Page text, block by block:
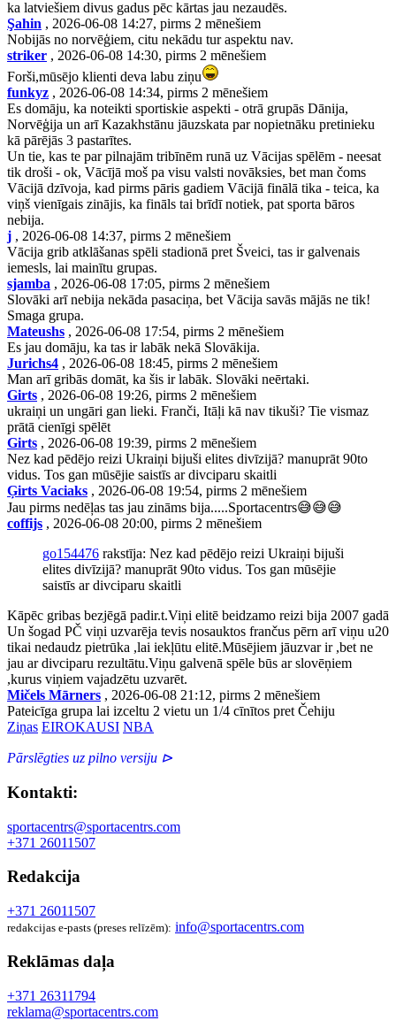
ka latviešiem divus gadus pēc kārtas jau nezaudēs.
Şahin , 2026-06-08 14:27, pirms 2 mēnešiem
Nobijās no norvēģiem, citu nekādu tur aspektu nav.
striker , 2026-06-08 14:30, pirms 2 mēnešiem
Forši,mūsējo klienti deva labu ziņu
funkyz , 2026-06-08 14:34, pirms 2 mēnešiem
Es domāju, ka noteikti sportiskie aspekti - otrā grupās Dānija,
Norvēģija un arī Kazakhstānu jāuzskata par nopietnāku pretinieku
kā pārējās 3 pastarītes.
Un tie, kas te par pilnajām tribīnēm runā uz Vācijas spēlēm - neesat
tik droši - ok, Vācījā moš pa visu valsti novāksies, bet man čoms
Vācijā dzīvoja, kad pirms pāris gadiem Vācijā finālā tika - teica, ka
viņš vienīgais zinājis, ka fināls tai brīdī notiek, pat sporta bāros
nebija.
j , 2026-06-08 14:37, pirms 2 mēnešiem
Vācija grib atklāšanas spēli stadionā pret Šveici, tas ir galvenais
iemesls, lai mainītu grupas.
sjamba , 2026-06-08 17:05, pirms 2 mēnešiem
Slovāki arī nebija nekāda pasaciņa, bet Vācija savās mājās ne tik!
Smaga grupa.
Mateushs , 2026-06-08 17:54, pirms 2 mēnešiem
Es jau domāju, ka tas ir labāk nekā Slovākija.
Jurichs4 , 2026-06-08 18:45, pirms 2 mēnešiem
Man arī gribās domāt, ka šis ir labāk. Slovāki neērtaki.
Girts , 2026-06-08 19:26, pirms 2 mēnešiem
ukraiņi un ungāri gan lieki. Franči, Itāļi kā nav tikuši? Tie vismaz
prātā cienīgi spēlēt
Girts , 2026-06-08 19:39, pirms 2 mēnešiem
Nez kad pēdējo reizi Ukraiņi bijuši elites divīzijā? manuprāt 90to
vidus. Tos gan mūsējie saistīs ar divciparu skaitli
Ģirts Vaciaks , 2026-06-08 19:54, pirms 2 mēnešiem
Jau pirms nedēļas tas jau zināms bija.....Sportacentrs😅😅😅
coffijs , 2026-06-08 20:00, pirms 2 mēnešiem
go154476 rakstīja: Nez kad pēdējo reizi Ukraiņi bijuši
elites divīzijā? manuprāt 90to vidus. Tos gan mūsējie
saistīs ar divciparu skaitli
Kāpēc gribas bezjēgā padir.t.Viņi elitē beidzamo reizi bija 2007 gadā
Un šogad PČ viņi uzvarēja tevis nosauktos frančus pērn arī viņu u20
tikai nedaudz pietrūka ,lai iekļūtu elitē.Mūsējiem jāuzvar ir ,bet ne
jau ar divciparu rezultātu.Viņu galvenā spēle būs ar slovēņiem
,kurus viņiem vajadzētu uzvarēt.
Mičels Mārners , 2026-06-08 21:12, pirms 2 mēnešiem
Pateicīga grupa lai izceltu 2 vietu un 1/4 cīnītos pret Čehiju
Ziņas EIROKAUSI NBA
Pārslēgties uz pilno versiju ⊳
Kontakti:
sportacentrs@sportacentrs.com
+371 26011507
Redakcija
+371 26011507
redakcijas e-pasts (preses relīzēm): info@sportacentrs.com
Reklāmas daļa
+371 26311794
reklama@sportacentrs.com